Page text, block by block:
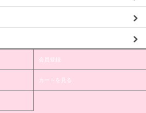
会員登録
カートを見る